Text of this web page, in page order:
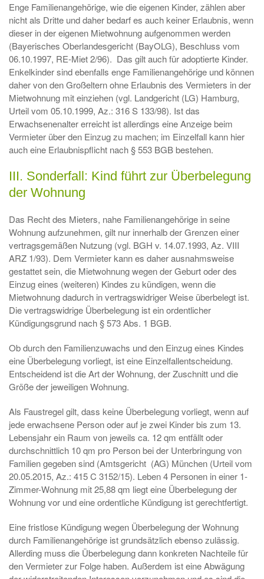
Enge Familienangehörige, wie die eigenen Kinder, zählen aber
nicht als Dritte und daher bedarf es auch keiner Erlaubnis, wenn
dieser in der eigenen Mietwohnung aufgenommen werden
(Bayerisches Oberlandesgericht (BayOLG), Beschluss vom
06.10.1997, RE-Miet 2/96). Das gilt auch für adoptierte Kinder.
Enkelkinder sind ebenfalls enge Familienangehörige und können
daher von den Großeltern ohne Erlaubnis des Vermieters in der
Mietwohnung mit einziehen (vgl. Landgericht (LG) Hamburg,
Urteil vom 05.10.1999, Az.: 316 S 133/98). Ist das
Erwachsenenalter erreicht ist allerdings eine Anzeige beim
Vermieter über den Einzug zu machen; im Einzelfall kann hier
auch eine Erlaubnispflicht nach § 553 BGB bestehen.
III. Sonderfall: Kind führt zur Überbelegung
der Wohnung
Das Recht des Mieters, nahe Familienangehörige in seine
Wohnung aufzunehmen, gilt nur innerhalb der Grenzen einer
vertragsgemäßen Nutzung (vgl. BGH v. 14.07.1993, Az. VIII
ARZ 1/93). Dem Vermieter kann es daher ausnahmsweise
gestattet sein, die Mietwohnung wegen der Geburt oder des
Einzug eines (weiteren) Kindes zu kündigen, wenn die
Mietwohnung dadurch in vertragswidriger Weise überbelegt ist.
Die vertragswidrige Überbelegung ist ein ordentlicher
Kündigungsgrund nach § 573 Abs. 1 BGB.
Ob durch den Familienzuwachs und den Einzug eines Kindes
eine Überbelegung vorliegt, ist eine Einzelfallentscheidung.
Entscheidend ist die Art der Wohnung, der Zuschnitt und die
Größe der jeweiligen Wohnung.
Als Faustregel gilt, dass keine Überbelegung vorliegt, wenn auf
jede erwachsene Person oder auf je zwei Kinder bis zum 13.
Lebensjahr ein Raum von jeweils ca. 12 qm entfällt oder
durchschnittlich 10 qm pro Person bei der Unterbringung von
Familien gegeben sind (Amtsgericht (AG) München (Urteil vom
20.05.2015, Az.: 415 C 3152/15). Leben 4 Personen in einer 1-
Zimmer-Wohnung mit 25,88 qm liegt eine Überbelegung der
Wohnung vor und eine ordentliche Kündigung ist gerechtfertigt.
Eine fristlose Kündigung wegen Überbelegung der Wohnung
durch Familienangehörige ist grundsätzlich ebenso zulässig.
Allerding muss die Überbelegung dann konkreten Nachteile für
den Vermieter zur Folge haben. Außerdem ist eine Abwägung